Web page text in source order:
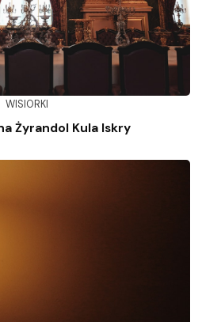
WISIORKI
Żyrandol Kula Iskry